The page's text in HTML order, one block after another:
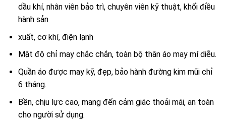
dầu khí, nhân viên bảo trì, chuyên viên kỹ thuật, khối điều
hành sản
xuất, cơ khí, điện lạnh
Mật độ chỉ may chắc chắn, toàn bộ thân áo may mí diễu.
Quần áo được may kỹ, đẹp, bảo hành đường kim mũi chỉ
6 tháng.
Bền, chịu lực cao, mang đến cảm giác thoải mái, an toàn
cho người sử dụng.